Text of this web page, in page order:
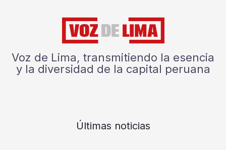
Voz de Lima, transmitiendo la esencia
y la diversidad de la capital peruana
Últimas noticias